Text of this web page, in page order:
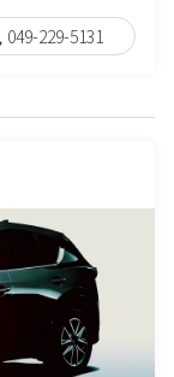
049-229-5131